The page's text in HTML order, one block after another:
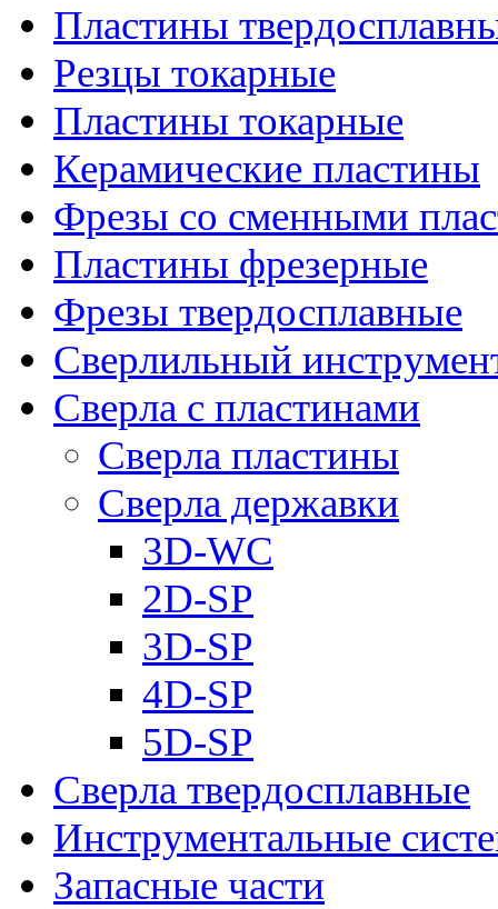
Пластины
Резцы токарные
Пластины токарные
Керамические пластины
Фрезы со сменными
Пластины фрезерные
Фрезы твердосплавные
Сверлильный
Сверла с пластинами
Сверла пластины
Сверла державки
3D-WC
2D-SP
3D-SP
4D-SP
5D-SP
Сверла твердосплавные
Инструментальные
Запасные части